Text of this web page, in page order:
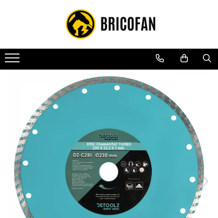
Toate Produsele
Vehicule electrice
Atv
Masini electrice
Motocross
Piese de schimb vehicule electrice
Scutere electrice
Scutere pe benzina
Tricicluri cargo fara permis
Tricicluri persoane
Trotinete electrice